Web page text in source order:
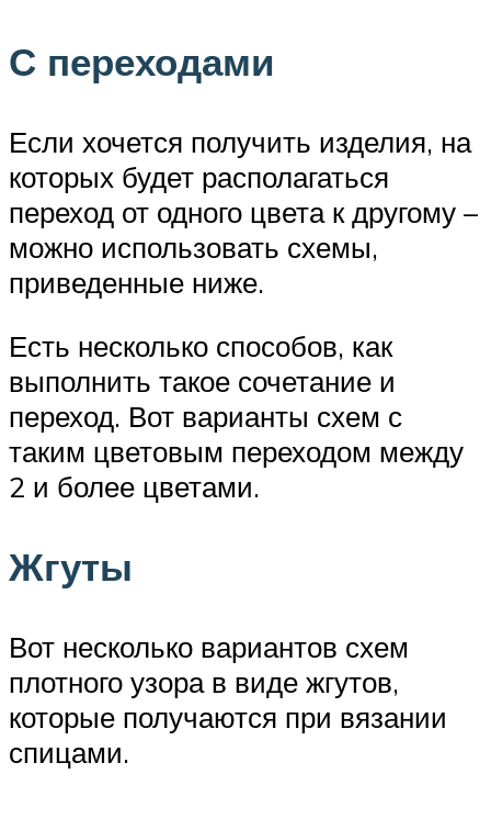
С переходами
Если хочется получить изделия, на
которых будет располагаться
переход от одного цвета к другому –
можно использовать схемы,
приведенные ниже.
Есть несколько способов, как
выполнить такое сочетание и
переход. Вот варианты схем с
таким цветовым переходом между
2 и более цветами.
Жгуты
Вот несколько вариантов схем
плотного узора в виде жгутов,
которые получаются при вязании
спицами.